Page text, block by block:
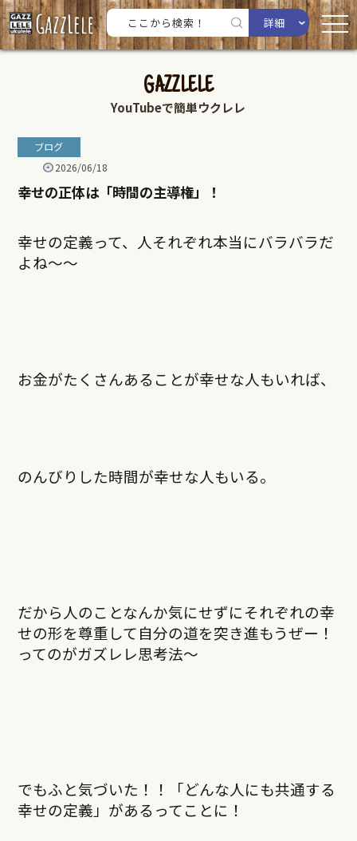
詳細
GAZZLELE
YouTubeで簡単ウクレレ
ブログ
2026/06/18
幸せの正体は「時間の主導権」！
幸せの定義って、人それぞれ本当にバラバラだ
よね～～
お金がたくさんあることが幸せな人もいれば、
のんびりした時間が幸せな人もいる。
だから人のことなんか気にせずにそれぞれの幸
せの形を尊重して自分の道を突き進もうぜー！
ってのがガズレレ思考法〜
でもふと気づいた！！「どんな人にも共通する
幸せの定義」があるってことに！